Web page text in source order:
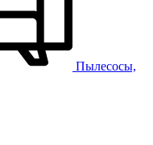
Пылесосы,